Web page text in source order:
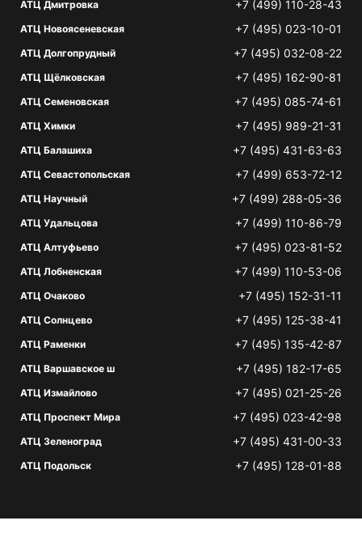
АТЦ Дмитровка +7 (499) 110-28-43
АТЦ Новоясеневская +7 (495) 023-10-01
АТЦ Долгопрудный +7 (495) 032-08-22
АТЦ Щёлковская +7 (495) 162-90-81
АТЦ Семеновская +7 (495) 085-74-61
АТЦ Химки +7 (495) 989-21-31
АТЦ Балашиха +7 (495) 431-63-63
АТЦ Севастопольская +7 (499) 653-72-12
АТЦ Научный +7 (499) 288-05-36
АТЦ Удальцова +7 (499) 110-86-79
АТЦ Алтуфьево +7 (495) 023-81-52
АТЦ Лобненская +7 (499) 110-53-06
АТЦ Очаково +7 (495) 152-31-11
АТЦ Солнцево +7 (495) 125-38-41
АТЦ Раменки +7 (495) 135-42-87
АТЦ Варшавское ш +7 (495) 182-17-65
АТЦ Измайлово +7 (495) 021-25-26
АТЦ Проспект Мира +7 (495) 023-42-98
АТЦ Зеленоград +7 (495) 431-00-33
АТЦ Подольск +7 (495) 128-01-88